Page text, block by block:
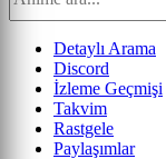
Detaylı Arama
Discord
İzleme Geçmişi
Takvim
Rastgele
Paylaşımlar